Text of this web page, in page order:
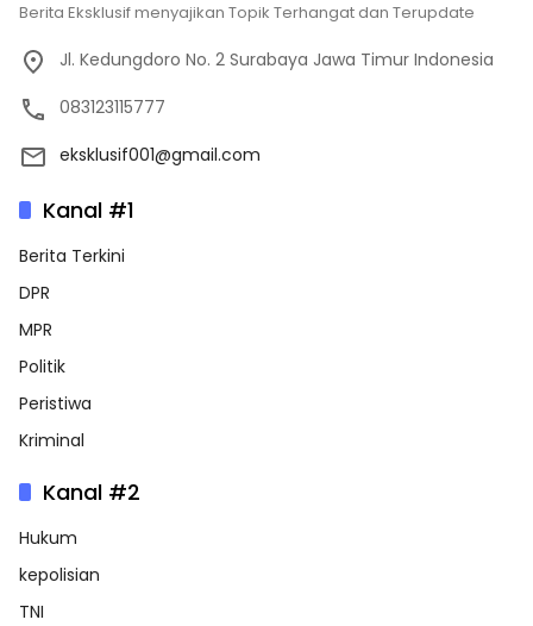
Berita Eksklusif menyajikan Topik Terhangat dan Terupdate
Jl. Kedungdoro No. 2 Surabaya Jawa Timur Indonesia
083123115777
eksklusif001@gmail.com
Kanal #1
Berita Terkini
DPR
MPR
Politik
Peristiwa
Kriminal
Kanal #2
Hukum
kepolisian
TNI